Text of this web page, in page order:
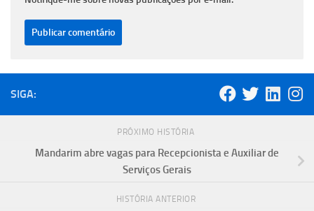
SIGA:
PRÓXIMO HISTÓRIA
Mandarim abre vagas para Recepcionista e Auxiliar de
Serviços Gerais
HISTÓRIA ANTERIOR